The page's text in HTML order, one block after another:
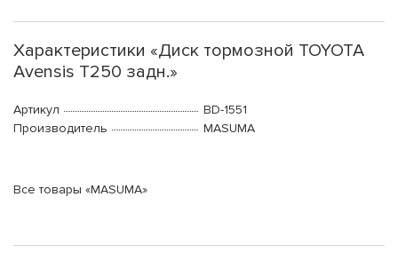
Характеристики «Диск тормозной TOYOTA
Avensis T250 задн.»
Артикул
BD-1551
Производитель
MASUMA
Все товары «MASUMA»